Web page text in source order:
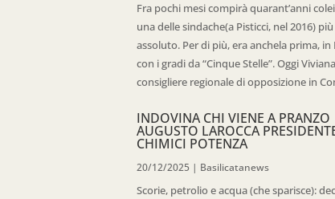
Fra pochi mesi compirà quarant’anni
una delle sindache(a Pisticci, nel 2016)
assoluto. Per di più, era anchela prima, in
con i gradi da “Cinque Stelle”. Oggi
consigliere regionale di opposizione in
INDOVINA CHI VIENE A PRANZO
AUGUSTO LAROCCA
CHIMICI POTENZA
20/12/2025 | Basilicatanews
Scorie, petrolio e acqua (che sparisce):